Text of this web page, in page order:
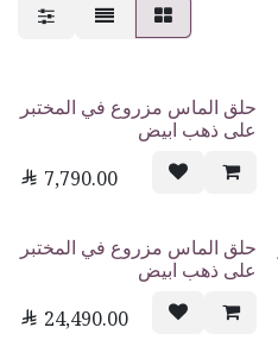
حلق الماس مزروع في المختبر
على ذهب ابيض
 7,790.00
حلق الماس مزروع في المختبر
على ذهب ابيض
 24,490.00